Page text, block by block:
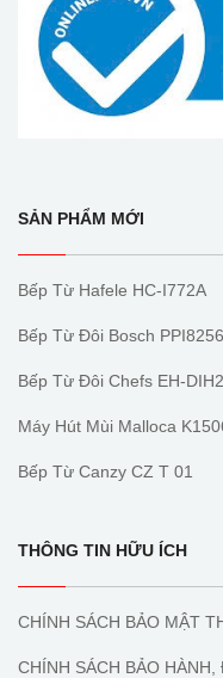
SẢN PHẨM MỚI
Bếp Từ Hafele HC-I772A
Bếp Từ Đôi Bosch
Bếp Từ Đôi Chefs EH-
Máy Hút Mùi Malloca
Bếp Từ Canzy CZ T 01
THÔNG TIN HỮU ÍCH
CHÍNH SÁCH BẢO MẬT
CHÍNH SÁCH BẢO HÀNH,